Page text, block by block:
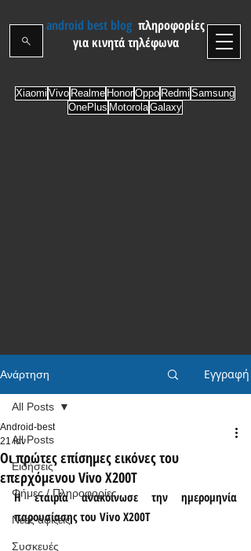
android best blog πληροφορίες
για κινητά τηλέφωνα
Xiaomi Vivo Realme HonorOppo Redmi Samsung
OnePlus MotorolaGalaxy
Ανάρτηση Εγγραφή
All Posts
Ειδήσεις
Φήμες / Πληροφορίες
Νέες αφίξεις
Συσκευές
All Posts
Οι πρώτες επίσημες εικόνες του
επερχόμενου Vivo X200T
Android-best
21 Ιαν
Η εταιρία ανακοίνωσε την ημερομηνία
παρουσίασης του Vivo X200T